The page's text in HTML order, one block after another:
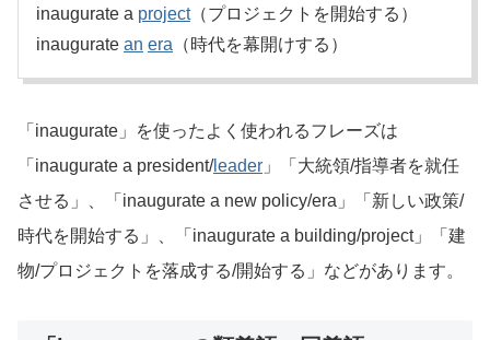
inaugurate a project（プロジェクトを開始する）
inaugurate an era （時代を幕開けする）
「inaugurate」を使ったよく使われるフレーズは
「inaugurate a president/leader 」「大統領/指導者を就任
させる」、「inaugurate a new policy/era」「新しい政策/
時代を開始する」、「inaugurate a building/project」「建
物/プロジェクトを落成する/開始する」などがあります。